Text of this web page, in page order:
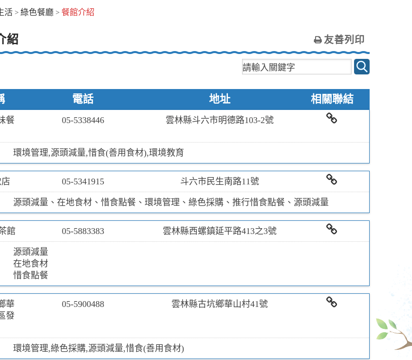
活 > 綠色餐廳 > 餐館介紹
紹 友善列印
電話 地址 相關聯結
餐
05-5338446
雲林縣斗六市明德路103-2號
環境管理,源頭減量,惜食(善用食材),環境教育
05-5341915
斗六市民生南路11號
相關連結
源頭減量、在地食材、惜食點餐、環境管理、綠色採購、推行惜食點餐、源頭減量
館 05-5883383
雲林縣西螺鎮延平路413之3號
相關連結
源頭減量
在地食材
惜食點餐
華
發
05-5900488
雲林縣古坑鄉華山村41號
相關連結
環境管理,綠色採購,源頭減量,惜食(善用食材)